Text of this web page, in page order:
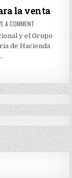
la venta
A COMMENTON
ADULTERADO
ESTABA
LISTO
y el Grupo
de Hacienda